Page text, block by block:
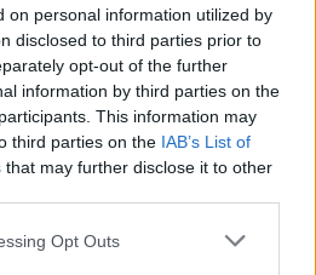
on personal information utilized by
disclosed to third parties prior to
opt-out of the further
information by third parties on the
This information may
third parties on the IAB’s List of
that may further disclose it to other
app uses one or more Google
Opt Outsστις ΗΠΑ για τα Στενά